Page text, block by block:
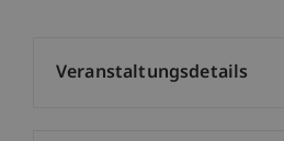
Veranstaltungsdetails